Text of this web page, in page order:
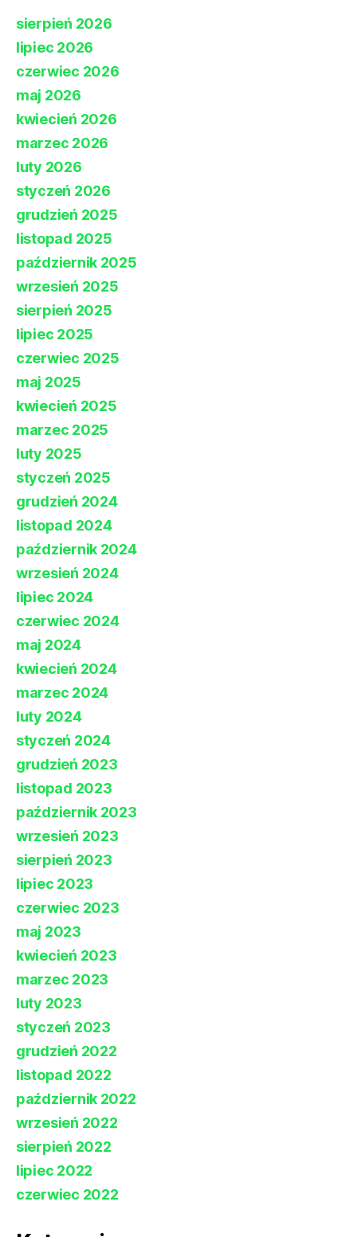
sierpień 2026
lipiec 2026
czerwiec 2026
maj 2026
kwiecień 2026
marzec 2026
luty 2026
styczeń 2026
grudzień 2025
listopad 2025
październik 2025
wrzesień 2025
sierpień 2025
lipiec 2025
czerwiec 2025
maj 2025
kwiecień 2025
marzec 2025
luty 2025
styczeń 2025
grudzień 2024
listopad 2024
październik 2024
wrzesień 2024
lipiec 2024
czerwiec 2024
maj 2024
kwiecień 2024
marzec 2024
luty 2024
styczeń 2024
grudzień 2023
listopad 2023
październik 2023
wrzesień 2023
sierpień 2023
lipiec 2023
czerwiec 2023
maj 2023
kwiecień 2023
marzec 2023
luty 2023
styczeń 2023
grudzień 2022
listopad 2022
październik 2022
wrzesień 2022
sierpień 2022
lipiec 2022
czerwiec 2022